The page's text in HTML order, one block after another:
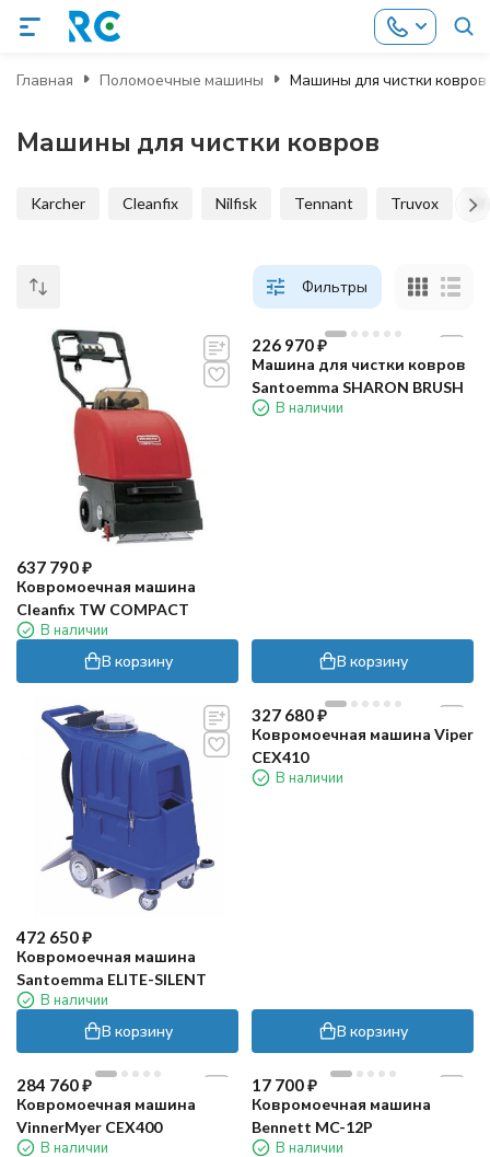
Главная Поломоечные машины Машины для чистки ковров
Машины для чистки ковров
Karcher Cleanfix Nilfisk Tennant Truvox
Фильтры
637 790₽
Ковромоечная машина
Cleanfix TW COMPACT
В наличии
В корзину
226 970₽
Машина для чистки ковров
Santoemma SHARON BRUSH
В наличии
В корзину
472 650₽
Ковромоечная машина
Santoemma ELITE-SILENT
В наличии
В корзину
327 680₽
Ковромоечная машина Viper
CEX410
В наличии
В корзину
284 760₽
Ковромоечная машина
VinnerMyer CEX400
В наличии
17 700₽
Ковромоечная машина
Bennett MC-12P
В наличии